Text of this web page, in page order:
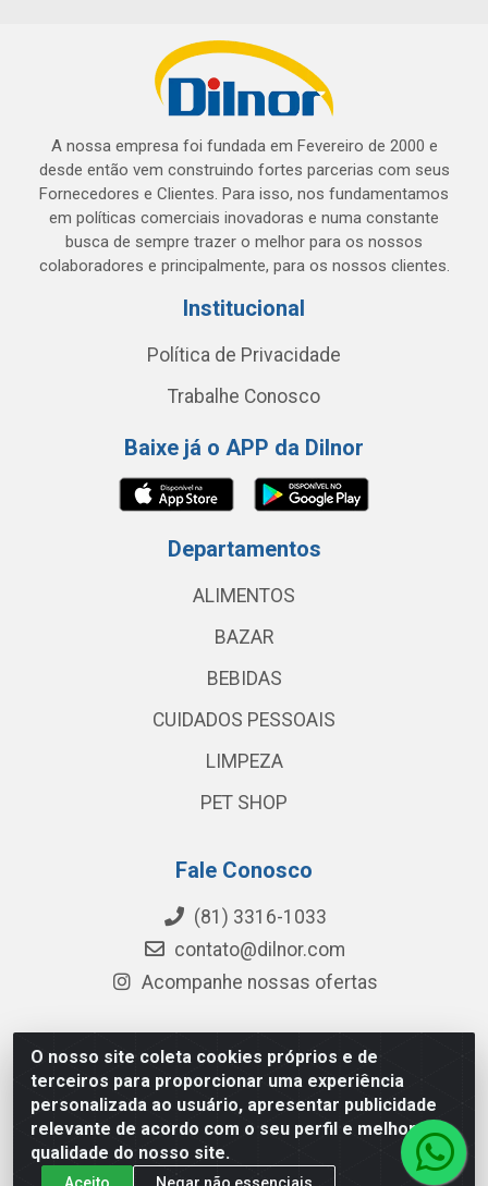
O nosso site coleta cookies próprios e de
terceiros para proporcionar uma experiência
personalizada ao usuário, apresentar publicidade
relevante de acordo com o seu perfil e melhorar a
qualidade do nosso site.
Aceito Negar não essenciais
A nossa empresa foi fundada em Fevereiro de 2000 e
desde então vem construindo fortes parcerias com seus
Fornecedores e Clientes. Para isso, nos fundamentamos
em políticas comerciais inovadoras e numa constante
busca de sempre trazer o melhor para os nossos
colaboradores e principalmente, para os nossos clientes.
Institucional
Política de Privacidade
Trabalhe Conosco
Baixe já o APP da Dilnor
Departamentos
ALIMENTOS
BAZAR
BEBIDAS
CUIDADOS PESSOAIS
LIMPEZA
PET SHOP
Fale Conosco
(81) 3316-1033
contato@dilnor.com
Acompanhe nossas ofertas
Dilnor Distribuidora - Rua Professor Joaquim Cavalcanti,
975 - Iputinga - Recife/PE - CEP 50800-010 - CNPJ
04.054.534/0001-51